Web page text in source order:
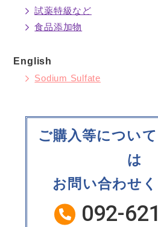
試薬特級など
食品添加物
English
Sodium Sulfate
ご購入等につい
は
お問い合わせく
092-